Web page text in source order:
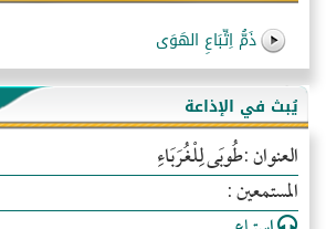
ذَمُّ اِتِّبَاعِ الهَوَى
يُبث في الإذاعة
العنوان :طُوبَى لِلْغُرَبَاءِ
المستمعين :